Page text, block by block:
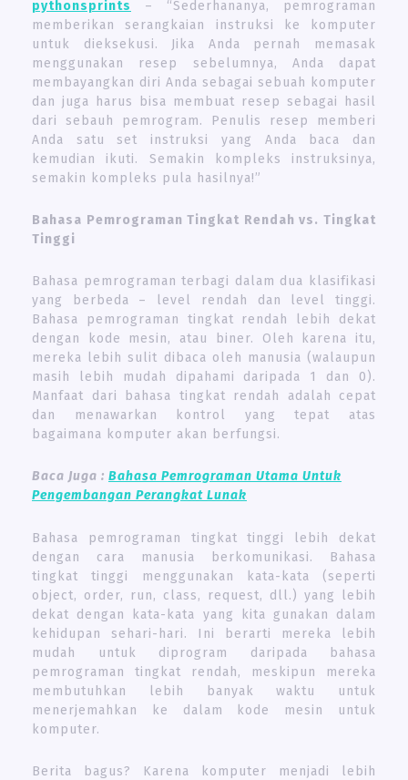
pythonsprints
– “Sederhananya, pemrograman
memberikan serangkaian instruksi ke komputer
untuk dieksekusi. Jika Anda pernah memasak
menggunakan resep sebelumnya, Anda dapat
membayangkan diri Anda sebagai sebuah komputer
dan juga harus bisa membuat resep sebagai hasil
dari sebauh pemrogram. Penulis resep memberi
Anda satu set instruksi yang Anda baca dan
kemudian ikuti. Semakin kompleks instruksinya,
semakin kompleks pula hasilnya!”
Bahasa Pemrograman Tingkat Rendah vs. Tingkat
Tinggi
Bahasa pemrograman terbagi dalam dua klasifikasi
yang berbeda – level rendah dan level tinggi.
Bahasa pemrograman tingkat rendah lebih dekat
dengan kode mesin, atau biner. Oleh karena itu,
mereka lebih sulit dibaca oleh manusia (walaupun
masih lebih mudah dipahami daripada 1 dan 0).
Manfaat dari bahasa tingkat rendah adalah cepat
dan menawarkan kontrol yang tepat atas
bagaimana komputer akan berfungsi.
Baca Juga : Bahasa Pemrograman Utama Untuk
Pengembangan Perangkat Lunak
Bahasa pemrograman tingkat tinggi lebih dekat
dengan cara manusia berkomunikasi. Bahasa
tingkat tinggi menggunakan kata-kata (seperti
object, order, run, class, request, dll.) yang lebih
dekat dengan kata-kata yang kita gunakan dalam
kehidupan sehari-hari. Ini berarti mereka lebih
mudah untuk diprogram daripada bahasa
pemrograman tingkat rendah, meskipun mereka
membutuhkan lebih banyak waktu untuk
menerjemahkan ke dalam kode mesin untuk
komputer.
Berita bagus? Karena komputer menjadi lebih